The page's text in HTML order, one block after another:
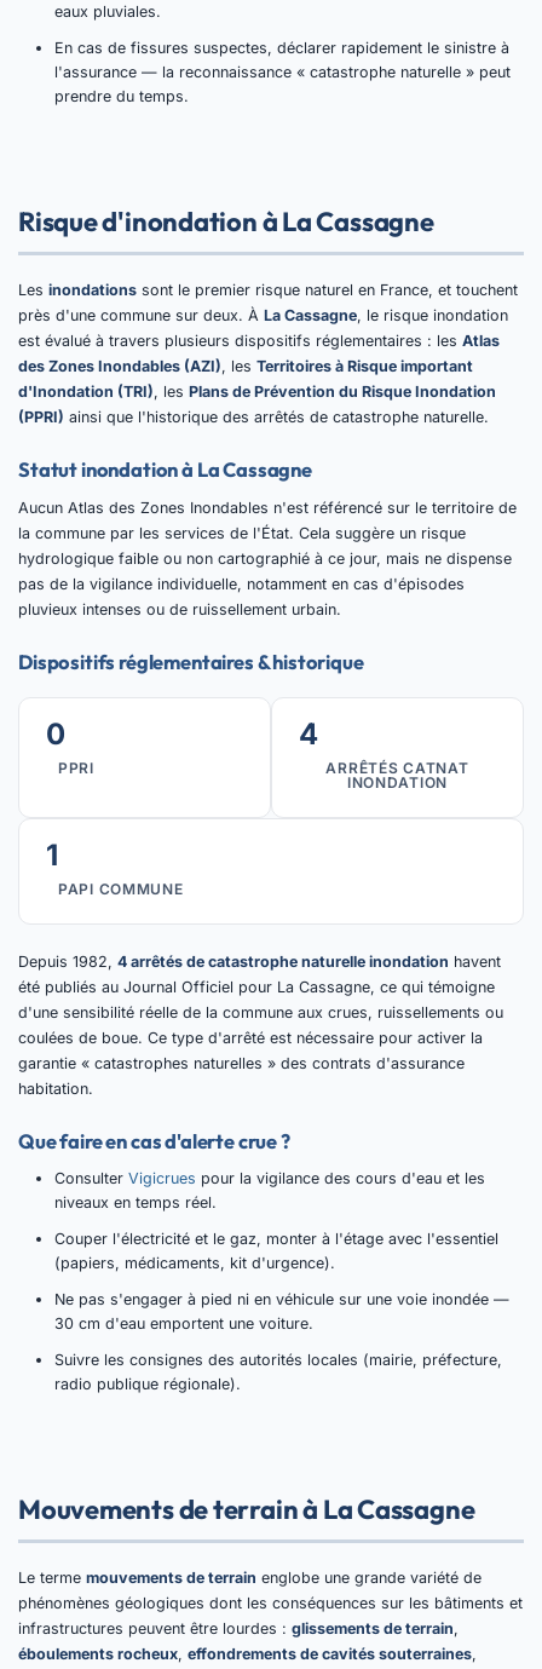
eaux pluviales.
En cas de fissures suspectes, déclarer rapidement le sinistre à
l'assurance — la reconnaissance « catastrophe naturelle » peut
prendre du temps.
Risque d'inondation à La Cassagne
Les inondations sont le premier risque naturel en France, et touchent
près d'une commune sur deux. À La Cassagne, le risque inondation
est évalué à travers plusieurs dispositifs réglementaires : les Atlas
des Zones Inondables (AZI), les Territoires à Risque important
d'Inondation (TRI), les Plans de Prévention du Risque Inondation
(PPRI) ainsi que l'historique des arrêtés de catastrophe naturelle.
Statut inondation à La Cassagne
Aucun Atlas des Zones Inondables n'est référencé sur le territoire de
la commune par les services de l'État. Cela suggère un risque
hydrologique faible ou non cartographié à ce jour, mais ne dispense
pas de la vigilance individuelle, notamment en cas d'épisodes
pluvieux intenses ou de ruissellement urbain.
Dispositifs réglementaires & historique
0
PPRI
4
ARRÊTÉS CATNAT
INONDATION
1
PAPI COMMUNE
Depuis 1982, 4 arrêtés de catastrophe naturelle inondation havent
été publiés au Journal Officiel pour La Cassagne, ce qui témoigne
d'une sensibilité réelle de la commune aux crues, ruissellements ou
coulées de boue. Ce type d'arrêté est nécessaire pour activer la
garantie « catastrophes naturelles » des contrats d'assurance
habitation.
Que faire en cas d'alerte crue ?
Consulter Vigicrues pour la vigilance des cours d'eau et les
niveaux en temps réel.
Couper l'électricité et le gaz, monter à l'étage avec l'essentiel
(papiers, médicaments, kit d'urgence).
Ne pas s'engager à pied ni en véhicule sur une voie inondée —
30 cm d'eau emportent une voiture.
Suivre les consignes des autorités locales (mairie, préfecture,
radio publique régionale).
Mouvements de terrain à La Cassagne
Le terme mouvements de terrain englobe une grande variété de
phénomènes géologiques dont les conséquences sur les bâtiments et
infrastructures peuvent être lourdes : glissements de terrain,
éboulements rocheux, effondrements de cavités souterraines,